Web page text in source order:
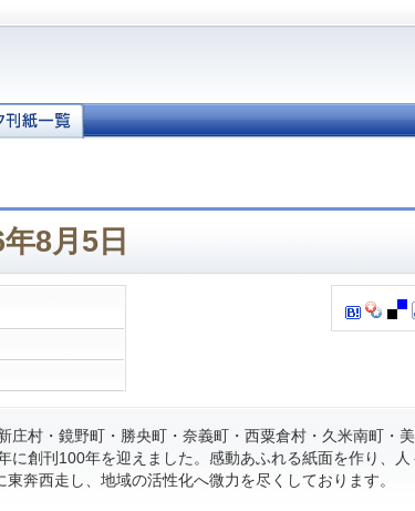
8月5日
庄村・鏡野町・勝央町・奈義町・西粟倉村・久米南町・
に創刊100年を迎えました。感動あふれる紙面を作り、
奔西走し、地域の活性化へ微力を尽くしております。